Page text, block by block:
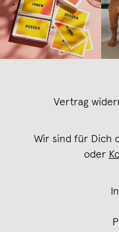
Vertrag
Wir sind für Dich
oder